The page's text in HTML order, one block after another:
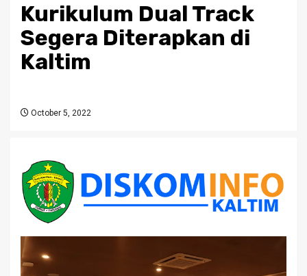
Kurikulum Dual Track
Segera Diterapkan di
Kaltim
October 5, 2022